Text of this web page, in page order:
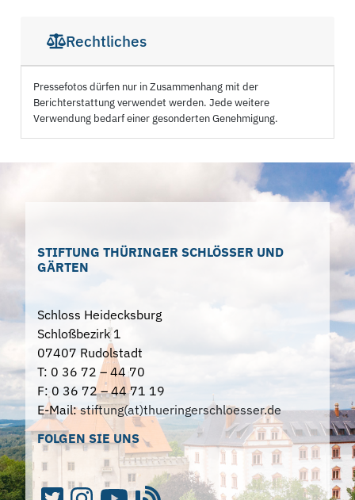
Rechtliches
Pressefotos dürfen nur in Zusammenhang mit der
Berichterstattung verwendet werden. Jede weitere
Verwendung bedarf einer gesonderten Genehmigung.
STIFTUNG THÜRINGER SCHLÖSSER UND
GÄRTEN
Schloss Heidecksburg
Schloßbezirk 1
07407 Rudolstadt
T: 0 36 72 – 44 70
F: 0 36 72 – 44 71 19
E-Mail:stiftung(at)thueringerschloesser.de
FOLGEN SIE UNS